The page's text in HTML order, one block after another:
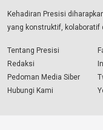
Kehadiran Presisi
yang konstruktif,
Tentang Presisi
Redaksi
Pedoman Media Siber
Hubungi Kami